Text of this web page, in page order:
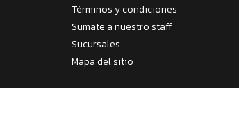
Términos y condiciones
Sumate a nuestro staff
Sucursales
Mapa del sitio